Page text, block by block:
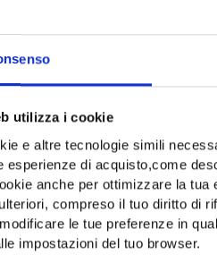
utilizza i cookie
e altre tecnologie simili
esperienze di acquisto,come
anche per ottimizzare la
compreso il tuo diritto di
le tue preferenze in
impostazioni del tuo browser.